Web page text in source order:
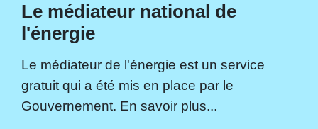
Le médiateur national de
l'énergie
Le médiateur de l'énergie est un service
gratuit qui a été mis en place par le
Gouvernement. En savoir plus...